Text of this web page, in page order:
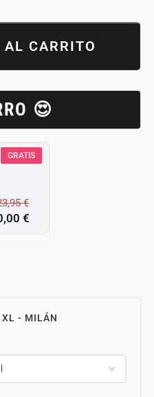
CARRITO
😍
GRATIS
€
€
XL - MILÁN